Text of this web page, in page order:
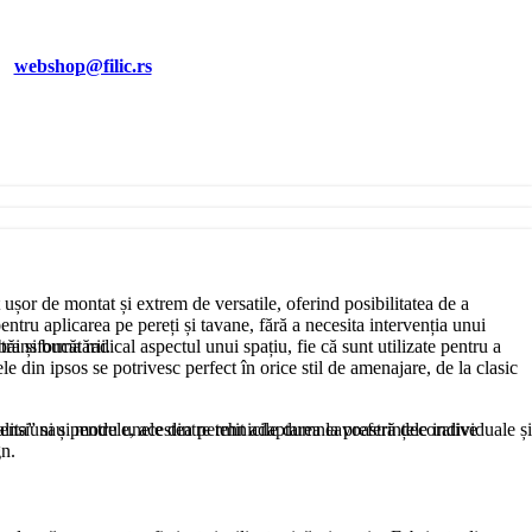
webshop@filic.rs
de montat și extrem de versatile, oferind posibilitatea de a
aplicarea pe pereți și tavane, fără a necesita intervenția unui
și bucătării.
sau pentru unele dintre tehnicile dumneavoastră decorative
radical aspectul unui spațiu, fie că sunt utilizate pentru a
din ipsos se potrivesc perfect în orice stil de amenajare, de la clasic
și modele, acestea permit adaptarea la preferințele individuale și